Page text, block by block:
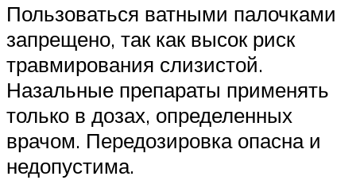
Пользоваться ватными палочками
запрещено, так как высок риск
травмирования слизистой.
Назальные препараты применять
только в дозах, определенных
врачом. Передозировка опасна и
недопустима.